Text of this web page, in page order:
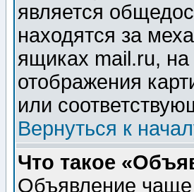
является
находятся за
ящиках mail.ru,
отображения
или
Вернуться к
Что такое
Объявление